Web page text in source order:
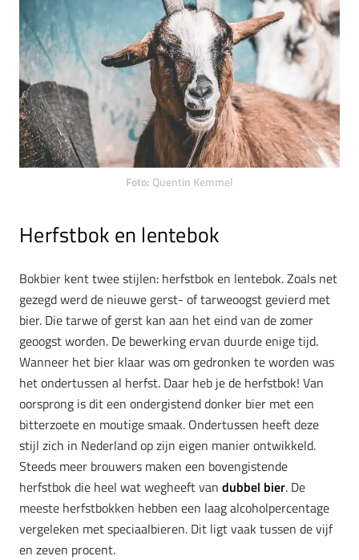
Foto: Quentin Kemmel
Herfstbok en lentebok
Bokbier kent twee stijlen: herfstbok en lentebok. Zoals net
gezegd werd de nieuwe gerst- of tarweoogst gevierd met
bier. Die tarwe of gerst kan aan het eind van de zomer
geoogst worden. De bewerking ervan duurde enige tijd.
Wanneer het bier klaar was om gedronken te worden was
het ondertussen al herfst. Daar heb je de herfstbok! Van
oorsprong is dit een ondergistend donker bier met een
bitterzoete en moutige smaak. Ondertussen heeft deze
stijl zich in Nederland op zijn eigen manier ontwikkeld.
Steeds meer brouwers maken een bovengistende
herfstbok die heel wat wegheeft van dubbel bier. De
meeste herfstbokken hebben een laag alcoholpercentage
vergeleken met speciaalbieren. Dit ligt vaak tussen de vijf
en zeven procent.